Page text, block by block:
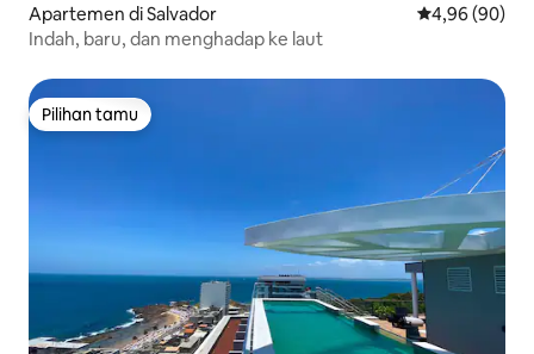
Apartemen di Salvador Nilai rata-rata
4,96 (90)
Indah, baru, dan menghadap ke laut
Pilihan tamu
Pilihan tamu